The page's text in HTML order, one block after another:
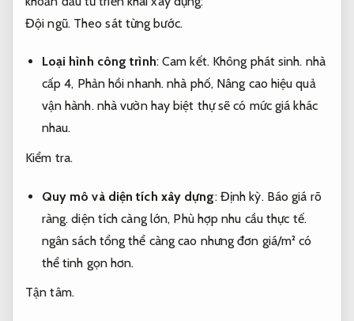
Đội ngũ. Theo sát từng bước.
Loại hình công trình: Cam kết. Không phát sinh. nhà
cấp 4, Phản hồi nhanh. nhà phố, Nâng cao hiệu quả
vận hành.nhà vườn hay biệt thự sẽ có mức giá khác
nhau.
Kiểm tra.
Quy mô và diện tích xây dựng: Định kỳ. Báo giá rõ
ràng. diện tích càng lớn, Phù hợp nhu cầu thực tế.
ngân sách tổng thể càng cao nhưng đơn giá/m² có
thể tinh gọn hơn.
Tận tâm.